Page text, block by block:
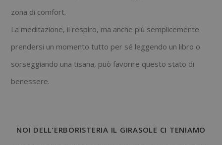
zona di comfort.
La meditazione, il respiro, ma anche più semplicemente
prendersi un momento tutto per sé leggendo un libro o
sorseggiando una tisana, può favorire questo stato di
benessere.
NOI DELL’ERBORISTERIA IL GIRASOLE CI TENIAMO